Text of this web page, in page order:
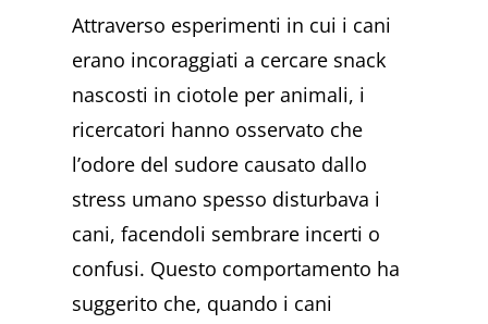
Attraverso esperimenti in cui i cani
erano incoraggiati a cercare snack
nascosti in ciotole per animali, i
ricercatori hanno osservato che
l’odore del sudore causato dallo
stress umano spesso disturbava i
cani, facendoli sembrare incerti o
confusi. Questo comportamento ha
suggerito che, quando i cani